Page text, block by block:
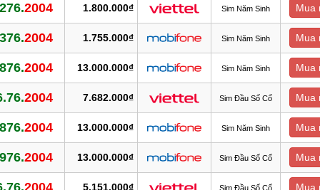
2004 1.800.000₫ Sim Năm Sinh Mua
2004 1.755.000₫ Sim Năm Sinh Mua
2004 13.000.000₫ Sim Năm Sinh Mua
2004 7.682.000₫ Sim Đầu Số Cổ Mua
2004 13.000.000₫ Sim Năm Sinh Mua
2004 13.000.000₫ Sim Đầu Số Cổ Mua
5.151.000₫ Sim Đầu Số Cổ Mua